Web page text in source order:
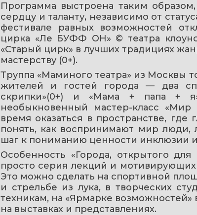
Программа выстроена таким
сердцу и таланту, независимо от
фестивале равных возможностей
цирка «Ле БУФФ ОН» © театра
«Старый цирк» в лучших традициях
мастерству (0+).
Труппа «Маминого театра» из Москвы
жителей и гостей города — два
скрипки»(0+) и «Мама + папа +
необыкновенный мастер-класс
время оказаться в пространстве, где
понять, как воспринимают мир
шаг к пониманию ценности инклюзии
Особенность «Города, открытого
просто серия лекций и
Это можно сделать на спортивной
и стрельбе из лука, в творческих
техникам, на «Ярмарке возможностей»
на выставках и представлениях.